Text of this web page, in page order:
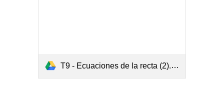
T9 - Ecuaciones de la recta (2).pdf